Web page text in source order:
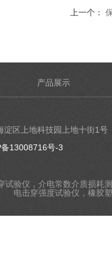
上一个：
产品展示
淀区上地科技园上地十街1号
13008716号-3
试验仪，介电常数介质损耗
电击穿强度试验仪，橡胶